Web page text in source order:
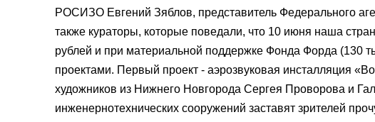
РОСИЗО Евгений Зяблов, представитель Федерального
также кураторы, которые поведали, что 10 июня наша
рублей и при материальной поддержке Фонда Форда (130
проектами. Первый проект - аэрозвуковая инсталляция
художников из Нижнего Новгорода Сергея Проворова и
инженернотехнических сооружений заставят зрителей